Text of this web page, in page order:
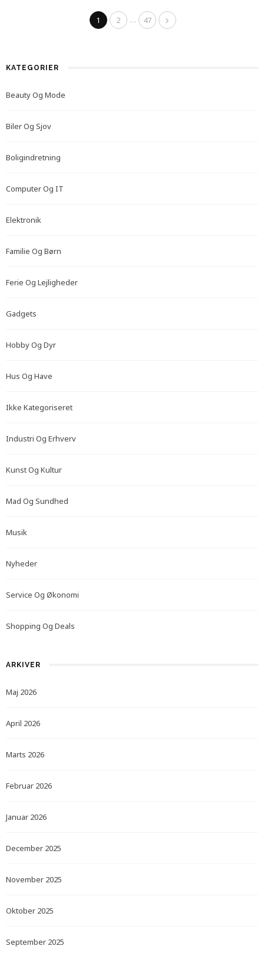
1 2 … 47
KATEGORIER
Beauty Og Mode
Biler Og Sjov
Boligindretning
Computer Og IT
Elektronik
Familie Og Børn
Ferie Og Lejligheder
Gadgets
Hobby Og Dyr
Hus Og Have
Ikke Kategoriseret
Industri Og Erhverv
Kunst Og Kultur
Mad Og Sundhed
Musik
Nyheder
Service Og Økonomi
Shopping Og Deals
ARKIVER
Maj 2026
April 2026
Marts 2026
Februar 2026
Januar 2026
December 2025
November 2025
Oktober 2025
September 2025